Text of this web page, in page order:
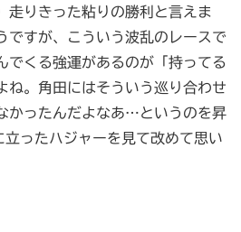
走りきった粘りの勝利と言えま
ですが、こういう波乱のレースで
でくる強運があるのが「持ってる
ね。角田にはそういう巡り合わせ
かったんだよなあ…というのを昇
ったハジャーを見て改めて思い